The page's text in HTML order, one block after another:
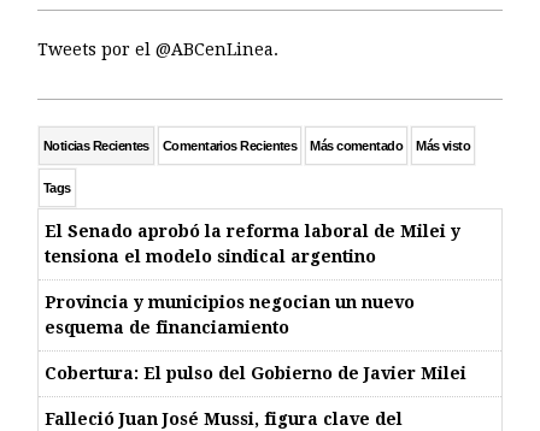
Tweets por el @ABCenLinea.
Noticias Recientes Comentarios Recientes Más comentado Más visto
Tags
El Senado aprobó la reforma laboral de Milei y
tensiona el modelo sindical argentino
Provincia y municipios negocian un nuevo
esquema de financiamiento
Cobertura: El pulso del Gobierno de Javier Milei
Falleció Juan José Mussi, figura clave del